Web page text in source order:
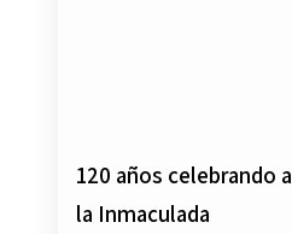
120 años celebrando a
la Inmaculada